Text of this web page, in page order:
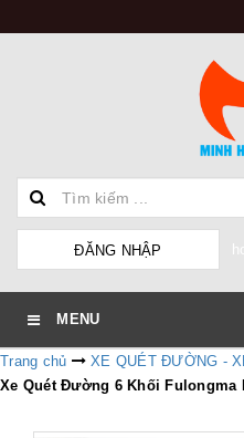
ĐĂNG NHẬP
MENU
Trang chủ
XE QUÉT ĐƯỜNG -
Xe Quét Đường 6 Khối Fulongma